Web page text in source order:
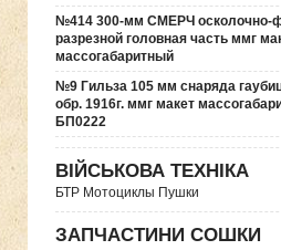
№414 300-мм СМЕРЧ осколочно-
разрезной головная часть ммг
массогабаритный
№9 Гильза 105 мм снаряда
обр. 1916г. ммг макет
БП0222
ВІЙСЬКОВА ТЕХНІКА
БТР Мотоциклы Пушки
ЗАПЧАСТИНИ СОШКИ